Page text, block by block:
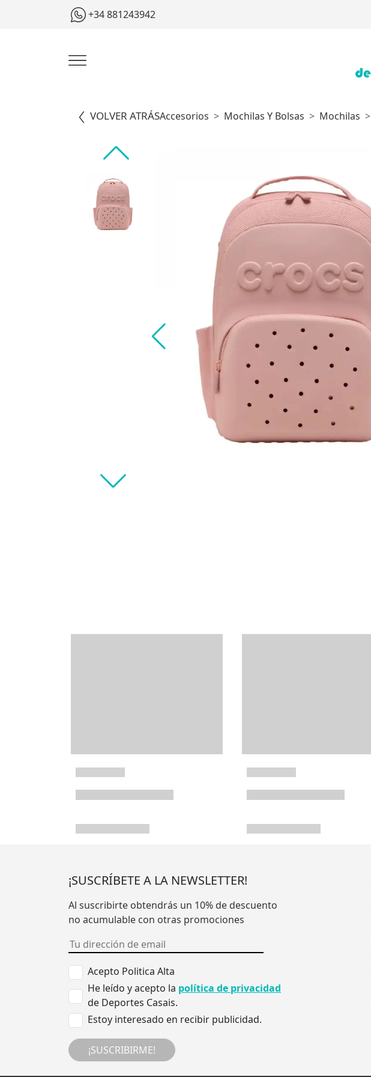
+34 881243942
VOLVER ATRÁSAccesorios Mochilas Y Bolsas Mochilas
¡SUSCRÍBETE A LA NEWSLETTER!
Al suscribirte obtendrás un 10% de descuento
no acumulable con otras promociones
Acepto Politica Alta
He leído y acepto la política de privacidad
de Deportes Casais.
Estoy interesado en recibir publicidad.
¡SUSCRIBIRME!